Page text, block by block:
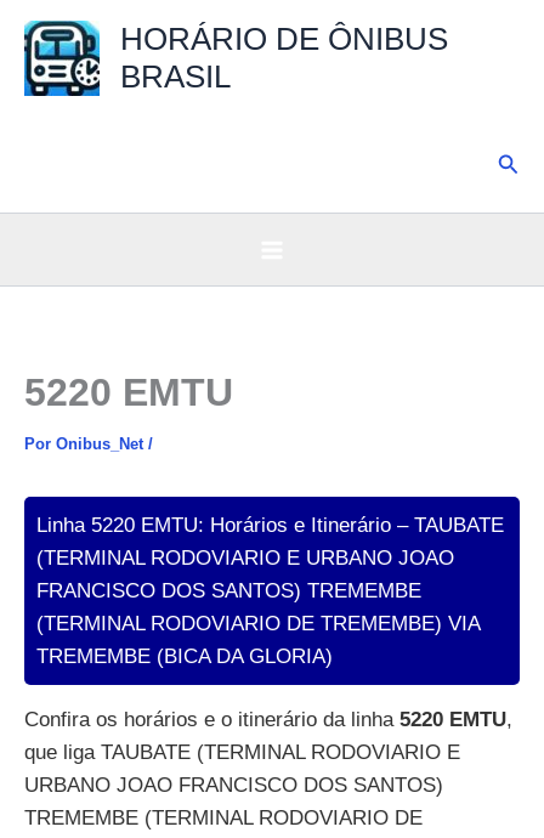
para
HORÁRIO DE ÔNIBUS
BRASIL
5220 EMTU
Por Onibus_Net /
Linha 5220 EMTU: Horários e Itinerário – TAUBATE
(TERMINAL RODOVIARIO E URBANO JOAO
FRANCISCO DOS SANTOS) TREMEMBE
(TERMINAL RODOVIARIO DE TREMEMBE) VIA
TREMEMBE (BICA DA GLORIA)
Confira os horários e o itinerário da linha 5220 EMTU,
que liga TAUBATE (TERMINAL RODOVIARIO E
URBANO JOAO FRANCISCO DOS SANTOS)
TREMEMBE (TERMINAL RODOVIARIO DE